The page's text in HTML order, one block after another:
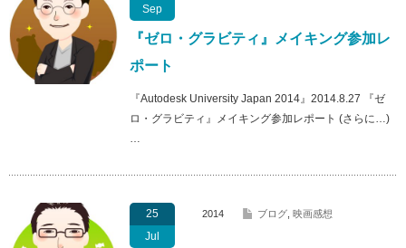
Sep
『ゼロ・グラビティ』メイキング参加レ
ポート
『Autodesk University Japan 2014』2014.8.27 『ゼ
ロ・グラビティ』メイキング参加レポート (さらに…)
…
25
Jul
2014 ブログ, 映画感想